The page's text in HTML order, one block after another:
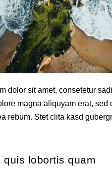
dolor sit amet, consetetur
magna aliquyam erat,
rebum. Stet clita kasd
quis lobortis quam